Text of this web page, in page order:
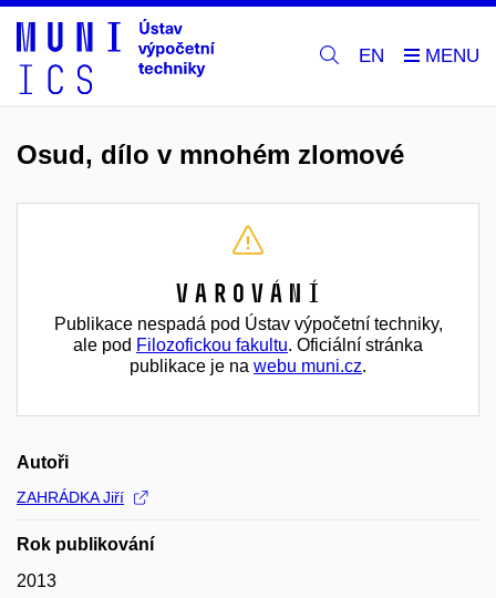
EN
Osud, dílo v mnohém zlomové
Varování
Publikace nespadá pod Ústav výpočetní techniky,
ale pod Filozofickou fakultu. Oficiální stránka
publikace je na webu muni.cz.
Autoři
ZAHRÁDKA Jiří
Rok publikování
2013